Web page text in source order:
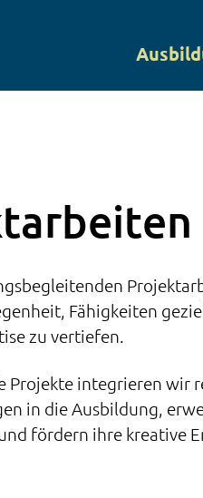
Fähigkeiten
zu vertiefen.
Projekte integrieren wir
in die Ausbildung,
fördern ihre kreative